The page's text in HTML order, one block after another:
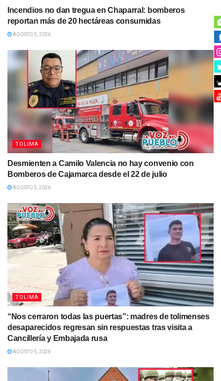
Incendios no dan tregua en Chaparral: bomberos
reportan más de 20 hectáreas consumidas
AGOSTO 5, 2026
TOLIMA
Desmienten a Camilo Valencia no hay convenio con
Bomberos de Cajamarca desde el 22 de julio
AGOSTO 5, 2026
TOLIMA
“Nos cerraron todas las puertas”: madres de tolimenses
desaparecidos regresan sin respuestas tras visita a
Cancillería y Embajada rusa
AGOSTO 5, 2026